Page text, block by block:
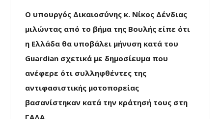
Ο υπουργός Δικαιοσύνης κ. Νίκος Δένδιας
μιλώντας από το βήμα της Βουλής είπε ότι
η Ελλάδα θα υποβάλει μήνυση κατά του
Guardian σχετικά με δημοσίευμα που
ανέφερε ότι συλληφθέντες της
αντιφασιστικής μοτοπορείας
βασανίστηκαν κατά την κράτησή τους στη